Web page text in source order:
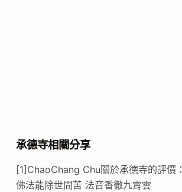
承德寺相關分享
[1]ChaoChang Chu關於承德寺的評價：
佛法能除世間苦 法音香徹九霄雲